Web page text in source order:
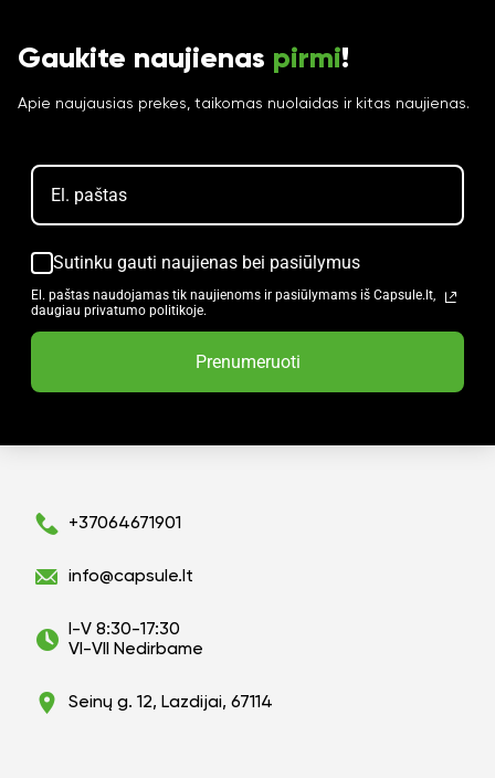
Gaukite naujienas pirmi!
Apie naujausias prekes, taikomas nuolaidas ir kitas naujienas.
Sutinku gauti naujienas bei pasiūlymus
El. paštas naudojamas tik naujienoms ir pasiūlymams iš Capsule.lt,
daugiau privatumo politikoje.
Prenumeruoti
+37064671901
info@capsule.lt
I-V 8:30-17:30
VI-VII Nedirbame
Seinų g. 12, Lazdijai, 67114